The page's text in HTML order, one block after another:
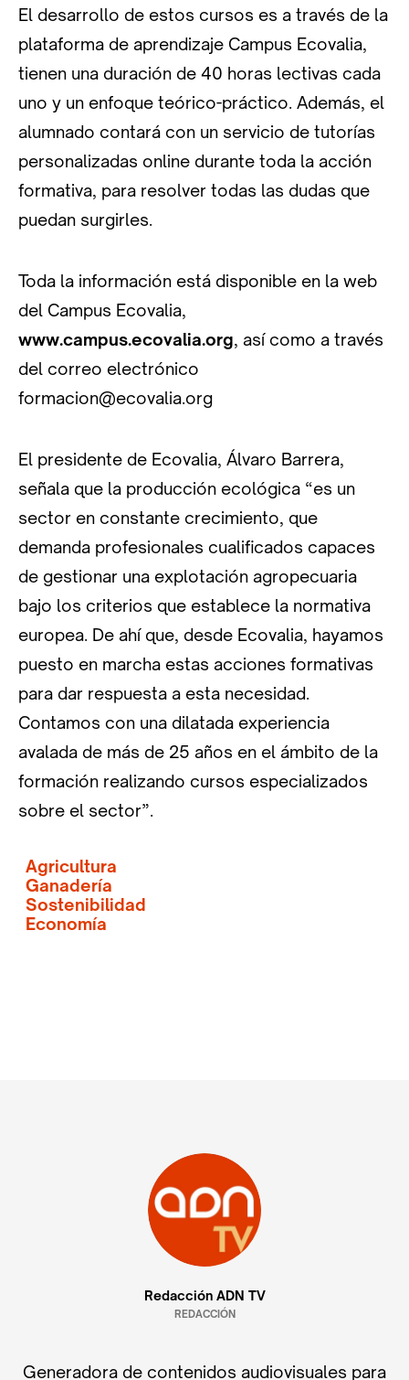
El desarrollo de estos cursos es a través de la
plataforma de aprendizaje Campus Ecovalia,
tienen una duración de 40 horas lectivas cada
uno y un enfoque teórico-práctico. Además, el
alumnado contará con un servicio de tutorías
personalizadas online durante toda la acción
formativa, para resolver todas las dudas que
puedan surgirles.
Toda la información está disponible en la web
del Campus Ecovalia,
www.campus.ecovalia.org, así como a través
del correo electrónico
formacion@ecovalia.org
El presidente de Ecovalia, Álvaro Barrera,
señala que la producción ecológica “es un
sector en constante crecimiento, que
demanda profesionales cualificados capaces
de gestionar una explotación agropecuaria
bajo los criterios que establece la normativa
europea. De ahí que, desde Ecovalia, hayamos
puesto en marcha estas acciones formativas
para dar respuesta a esta necesidad.
Contamos con una dilatada experiencia
avalada de más de 25 años en el ámbito de la
formación realizando cursos especializados
sobre el sector”.
Agricultura
Ganadería
Sostenibilidad
Economía
Redacción ADN TV
REDACCIÓN
Generadora de contenidos audiovisuales para